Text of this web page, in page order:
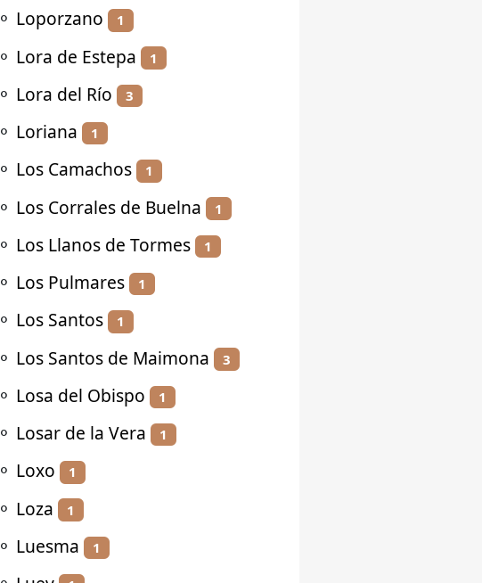
⚬ Loporzano 1
⚬ Lora de Estepa 1
⚬ Lora del Río 3
⚬ Loriana 1
⚬ Los Camachos 1
⚬ Los Corrales de Buelna 1
⚬ Los Llanos de Tormes 1
⚬ Los Pulmares 1
⚬ Los Santos 1
⚬ Los Santos de Maimona 3
⚬ Losa del Obispo 1
⚬ Losar de la Vera 1
⚬ Loxo 1
⚬ Loza 1
⚬ Luesma 1